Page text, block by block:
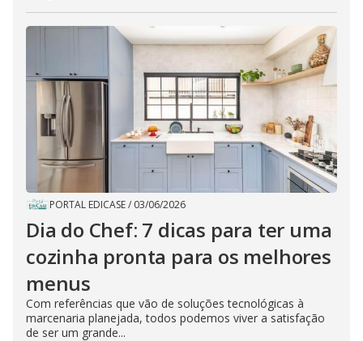
PORTAL EDICASE/ 03/06/2026
Dia do Chef: 7 dicas para ter uma
cozinha pronta para os melhores
menus
Com referências que vão de soluções tecnológicas à
marcenaria planejada, todos podemos viver a satisfação
de ser um grande...